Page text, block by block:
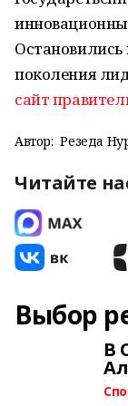
Остановились
поколения
сайт
Автор: Резеда
Читайте
Выбор
В